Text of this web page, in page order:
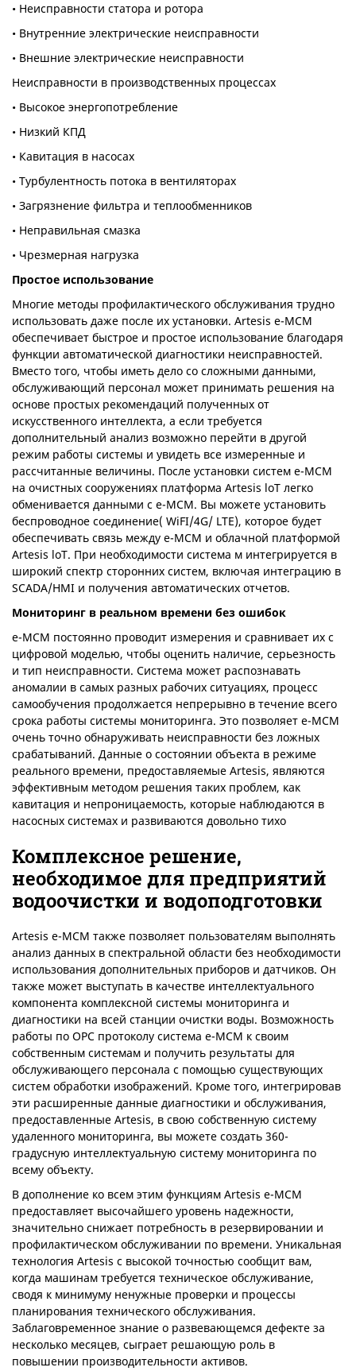
• Неисправности статора и ротора
• Внутренние электрические неисправности
• Внешние электрические неисправности
Неисправности в производственных процессах
• Высокое энергопотребление
• Низкий КПД
• Кавитация в насосах
• Турбулентность потока в вентиляторах
• Загрязнение фильтра и теплообменников
• Неправильная смазка
• Чрезмерная нагрузка
Простое использование
Многие методы профилактического обслуживания трудно
использовать даже после их установки. Artesis e-MCM
обеспечивает быстрое и простое использование благодаря
функции автоматической диагностики неисправностей.
Вместо того, чтобы иметь дело со сложными данными,
обслуживающий персонал может принимать решения на
основе простых рекомендаций полученных от
искусственного интеллекта, а если требуется
дополнительный анализ возможно перейти в другой
режим работы системы и увидеть все измеренные и
рассчитанные величины. После установки систем e-MCM
на очистных сооружениях платформа Artesis loT легко
обменивается данными с e-MCM. Вы можете установить
беспроводное соединение( WiFI/4G/ LTE), которое будет
обеспечивать связь между e-MCM и облачной платформой
Artesis loT. При необходимости система м интегрируется в
широкий спектр сторонних систем, включая интеграцию в
SCADA/HMI и получения автоматических отчетов.
Мониторинг в реальном времени без ошибок
e-MCM постоянно проводит измерения и сравнивает их с
цифровой моделью, чтобы оценить наличие, серьезность
и тип неисправности. Система может распознавать
аномалии в самых разных рабочих ситуациях, процесс
самообучения продолжается непрерывно в течение всего
срока работы системы мониторинга. Это позволяет e-MCM
очень точно обнаруживать неисправности без ложных
срабатываний. Данные о состоянии объекта в режиме
реального времени, предоставляемые Artesis, являются
эффективным методом решения таких проблем, как
кавитация и непроницаемость, которые наблюдаются в
насосных системах и развиваются довольно тихо
Комплексное решение,
необходимое для предприятий
водоочистки и водоподготовки
Artesis e-MCM также позволяет пользователям выполнять
анализ данных в спектральной области без необходимости
использования дополнительных приборов и датчиков. Он
также может выступать в качестве интеллектуального
компонента комплексной системы мониторинга и
диагностики на всей станции очистки воды. Возможность
работы по OPC протоколу система e-MCM к своим
собственным системам и получить результаты для
обслуживающего персонала с помощью существующих
систем обработки изображений. Кроме того, интегрировав
эти расширенные данные диагностики и обслуживания,
предоставленные Artesis, в свою собственную систему
удаленного мониторинга, вы можете создать 360-
градусную интеллектуальную систему мониторинга по
всему объекту.
В дополнение ко всем этим функциям Artesis e-MCM
предоставляет высочайшего уровень надежности,
значительно снижает потребность в резервировании и
профилактическом обслуживании по времени. Уникальная
технология Artesis с высокой точностью сообщит вам,
когда машинам требуется техническое обслуживание,
сводя к минимуму ненужные проверки и процессы
планирования технического обслуживания.
Заблаговременное знание о развевающемся дефекте за
несколько месяцев, сыграет решающую роль в
повышении производительности активов.